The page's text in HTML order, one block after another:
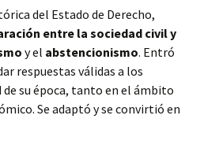
del Estado de Derecho,
entre la sociedad civil y
y el abstencionismo. Entró
respuestas válidas a los
de su época, tanto en el ámbito
Se adaptó y se convirtió en